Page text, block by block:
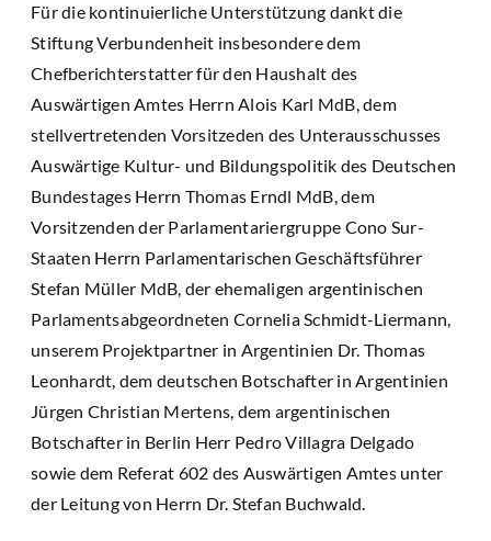
Für die kontinuierliche Unterstützung dankt die
Stiftung Verbundenheit insbesondere dem
Chefberichterstatter für den Haushalt des
Auswärtigen Amtes Herrn Alois Karl MdB, dem
stellvertretenden Vorsitzeden des Unterausschusses
Auswärtige Kultur- und Bildungspolitik des Deutschen
Bundestages Herrn Thomas Erndl MdB, dem
Vorsitzenden der Parlamentariergruppe Cono Sur-
Staaten Herrn Parlamentarischen Geschäftsführer
Stefan Müller MdB, der ehemaligen argentinischen
Parlamentsabgeordneten Cornelia Schmidt-Liermann,
unserem Projektpartner in Argentinien Dr. Thomas
Leonhardt, dem deutschen Botschafter in Argentinien
Jürgen Christian Mertens, dem argentinischen
Botschafter in Berlin Herr Pedro Villagra Delgado
sowie dem Referat 602 des Auswärtigen Amtes unter
der Leitung von Herrn Dr. Stefan Buchwald.